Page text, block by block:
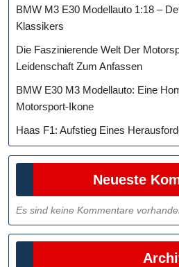
BMW M3 E30 Modellauto 1:18 –
Klassikers
Die Faszinierende Welt Der
Leidenschaft Zum Anfassen
BMW E30 M3 Modellauto: Eine
Motorsport-Ikone
Haas F1: Aufstieg Eines
Neueste
Es sind keine Kommentare